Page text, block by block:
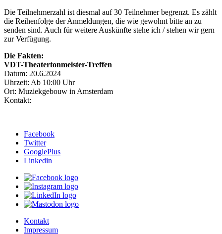
Die Teilnehmerzahl ist diesmal auf 30 Teilnehmer begrenzt. Es zählt
die Reihenfolge der Anmeldungen, die wie gewohnt bitte an zu
senden sind. Auch für weitere Auskünfte stehe ich / stehen wir gern
zur Verfügung.
Die Fakten:
VDT-Theatertonmeister-Treffen
Datum: 20.6.2024
Uhrzeit: Ab 10:00 Uhr
Ort: Muziekgebouw in Amsterdam
Kontakt:
Facebook
Twitter
GooglePlus
Linkedin
Kontakt
Impressum